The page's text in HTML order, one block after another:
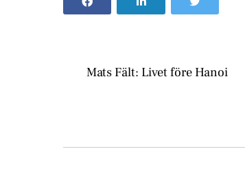
Mats Fält: Livet före Hanoi